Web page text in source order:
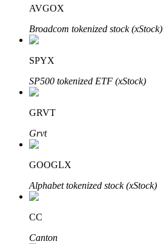
Bitrue
Bitrue Ortakları
AVGOX
Broadcom tokenized stock (xStock)
SPYX
SP500 tokenized ETF (xStock)
GRVT
Grvt
GOOGLX
Alphabet tokenized stock (xStock)
CC
Canton